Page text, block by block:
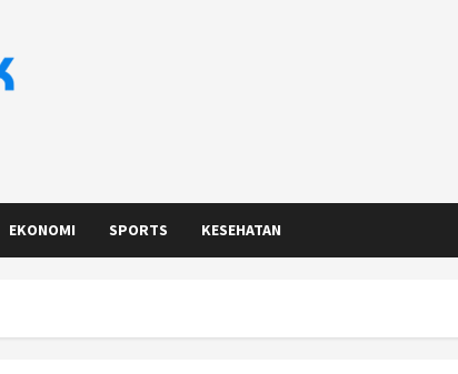
EKONOMI SPORTS KESEHATAN